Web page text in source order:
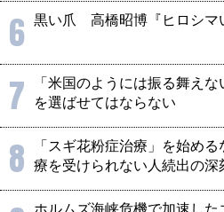
6 黒い爪 高橋昭博『ヒロシマ
7
「米国のようには振る舞え
を選ばせてはならない
8
「スギ花粉症治療」を始め
療を受けられない人続出の深